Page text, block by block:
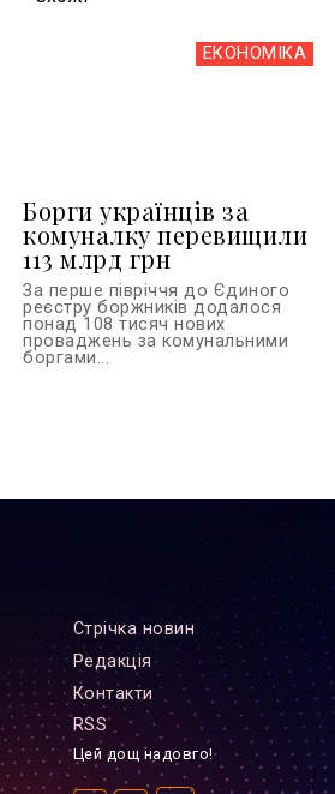
ЕКОНОМІКА
Борги українців за
комуналку перевищили
113 млрд грн
За перше півріччя до Єдиного
реєстру боржників додалося
понад 108 тисяч нових
проваджень за комунальними
боргами...
Стрiчка новин
Редакцiя
Контакти
RSS
Цей дощ надовго!